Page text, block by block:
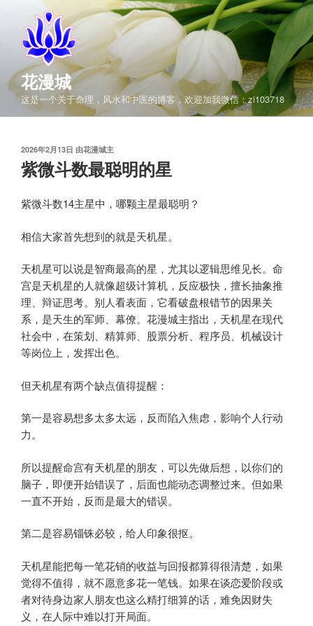
花漫城
这是一个关于命理，风水和中医的博客，欢迎加我微信：zi103718
发
布
于
2026年2月13日 由花漫城主
紫微斗数最聪明的星
紫微斗数14主星中，哪颗主星最聪明？
相信大家首先想到的就是天机星。
天机星可以说是智商最高的星，尤其以逻辑思维见长。命
宫是天机星的人就像超级计算机，反应极快，擅长抽象推
理、辩证思考。别人看表面，它看破盘根错节的因果关
系，是天生的军师、幕僚。花漫城主指出，天机星在现代
社会中，在策划、精算师、股票分析、程序员、机械设计
等岗位上，发挥出色。
但天机星有两个缺点值得提醒：
第一是容易想多太多太远，反而陷入焦虑，影响个人行动
力。
所以提醒命宫有天机星的朋友，可以先做后想，以你们的
脑子，即便开始错误了，后面也能动态调整过来。但如果
一直不开始，反而是最大的错误。
第二是容易锱铢必较，给人印象很抠。
天机星能把每一笔花销的收益与回报都算得很清楚，如果
觉得不值得，就不愿意多花一笔钱。如果在谈恋爱阶段或
者对待身边家人朋友也这么精打细算的话，难免因财失
义，在人际中难以打开局面。